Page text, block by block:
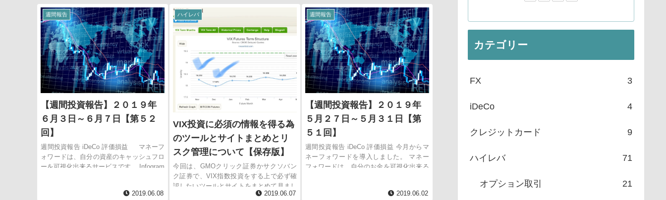
この記事では、...
週間報告
【週間投資報告】２０１９年
６月３日～６月７日【第５２
回】
週間投資報告 iDeCo 評価損益 マネーフ
ォワードは、自分の資産のキャッシュフロ
ーを可視化出来るサービスです。 Infogram
2019.06.08
ハイレバ
VIX投資に必須の情報を得る為
のツールとサイトまとめとリ
スク管理について【保存版】
今回は、GMOクリック証券かサクソバン
ク証券で、VIX指数投資をする上で必ず確
認したいツールとサイトをまとめて見まし
た。 これであなたも立派なVIX投資家に。
2019.06.07
週間報告
【週間投資報告】２０１９年
５月２７日～５月３１日【第
５１回】
週間投資報告 iDeCo 評価損益 今月からマ
ネーフォワードを導入しました。 マネー
フォワードは、自分のお金を可視化出来る
2019.06.02
カテゴリー
FX 3
iDeCo 4
クレジットカード 9
ハイレバ 71
オプション取引 21